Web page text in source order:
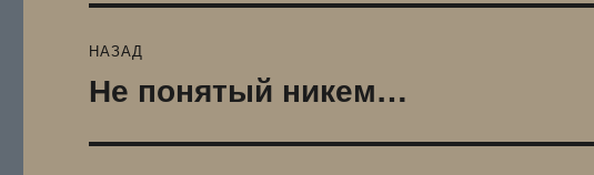
по
НАЗАД
Предыдущая
Не понятый никем…